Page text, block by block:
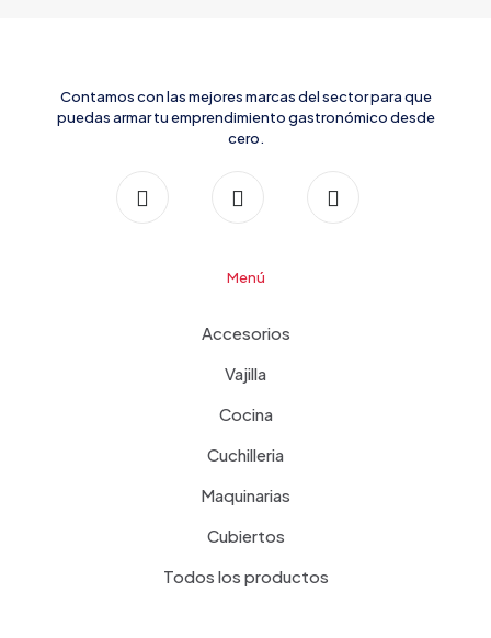
Contamos con las mejores marcas del sector para que
puedas armar tu emprendimiento gastronómico desde
cero.
Menú
Accesorios
Vajilla
Cocina
Cuchilleria
Maquinarias
Cubiertos
Todos los productos